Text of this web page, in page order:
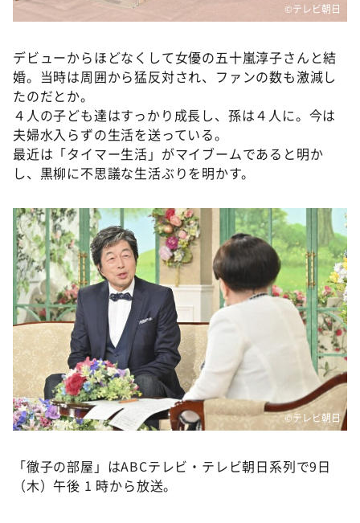
©テレビ朝日
デビューからほどなくして女優の五十嵐淳子さんと結
婚。当時は周囲から猛反対され、ファンの数も激減し
たのだとか。
４人の子ども達はすっかり成長し、孫は４人に。今は
夫婦水入らずの生活を送っている。
最近は「タイマー生活」がマイブームであると明か
し、黒柳に不思議な生活ぶりを明かす。
©テレビ朝日
「徹子の部屋」はABCテレビ・テレビ朝日系列で9日
（木）午後 1 時から放送。